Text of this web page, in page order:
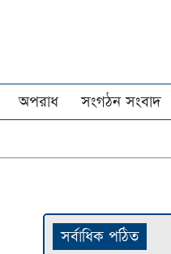
অপরাধ সংগঠন সংবাদ
সর্বাধিক পঠিত